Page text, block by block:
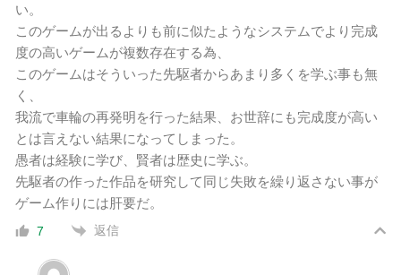
い。
このゲームが出るよりも前に似たようなシステムでより完成
度の高いゲームが複数存在する為、
このゲームはそういった先駆者からあまり多くを学ぶ事も無
く、
我流で車輪の再発明を行った結果、お世辞にも完成度が高い
とは言えない結果になってしまった。
愚者は経験に学び、賢者は歴史に学ぶ。
先駆者の作った作品を研究して同じ失敗を繰り返さない事が
ゲーム作りには肝要だ。
7 返信